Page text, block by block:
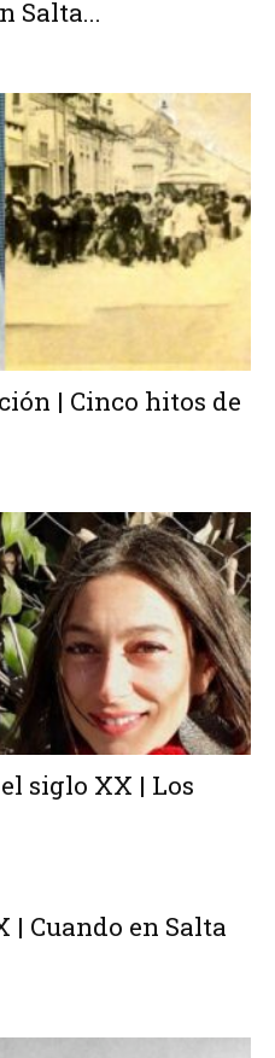
Salta...
| Cinco hitos de
siglo XX | Los
| Cuando en Salta